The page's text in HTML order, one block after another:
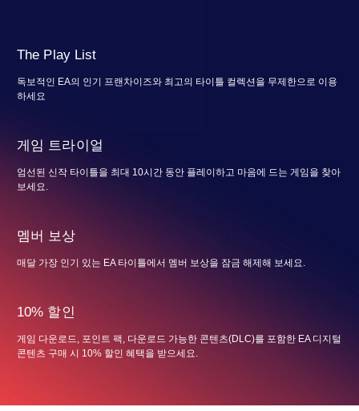
The Play List
독보적인 EA의 인기 프랜차이즈와 최고의 타이틀 컬렉션을 무제한으로 이용
하세요
게임 트라이얼
엄선된 신작 타이틀을 최대 10시간 동안 플레이하고 마음에 드는 게임을 찾아
보세요.
멤버 보상
매달 가장 인기 있는 EA 타이틀에서 멤버 보상을 잠금 해제해 보세요.
10% 할인
게임 다운로드, 포인트 팩, 다운로드 가능한 콘텐츠(DLC)를 포함한 EA 디지털
콘텐츠 구매 시 10% 할인 혜택을 받으세요.